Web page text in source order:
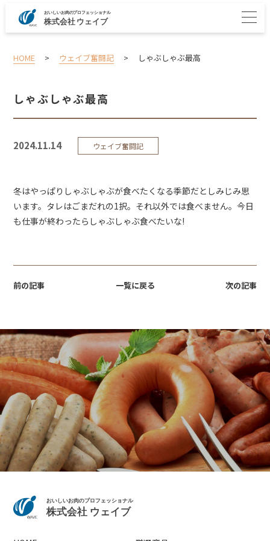
HOME > ウェイブ奮闘記 > しゃぶしゃぶ最高
しゃぶしゃぶ最高
2024.11.14 ウェイブ奮闘記
冬はやっぱりしゃぶしゃぶが食べたくなる季節だとしみじみ思
います。タレはごまだれの1択。それ以外では食べません。今日
も仕事が終わったらしゃぶしゃぶ食べたいな!
前の記事 一覧に戻る 次の記事